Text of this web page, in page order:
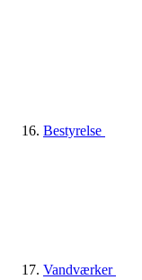
Bestyrelse
Vandværker